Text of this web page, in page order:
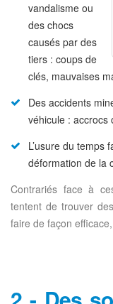
vandalisme ou
des chocs
causés par des
tiers : coups de
clés, mauvaises
Des accidents
véhicule : accrocs
L’usure du temps
déformation de la
Contrariés face à
tentent de trouver
faire de façon